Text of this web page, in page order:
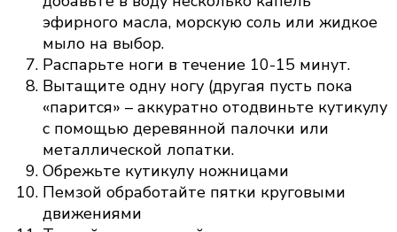
эфирного масла, морскую соль или жидкое
мыло на выбор.
Распарьте ноги в течение 10-15 минут.
Вытащите одну ногу (другая пусть пока
«парится» – аккуратно отодвиньте кутикулу
с помощью деревянной палочки или
металлической лопатки.
Обрежьте кутикулу ножницами
Пемзой обработайте пятки круговыми
движениями